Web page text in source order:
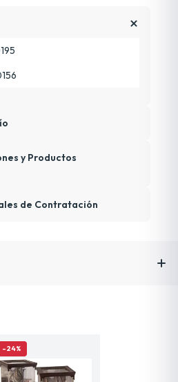
y Productos
de Contratación
-24%